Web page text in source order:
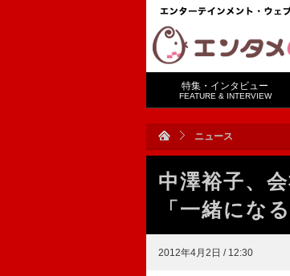
特集・インタビュー
FEATURE & INTERVIEW
ニュース
中澤裕子、
「一緒にな
2012年4月2日 / 12:30